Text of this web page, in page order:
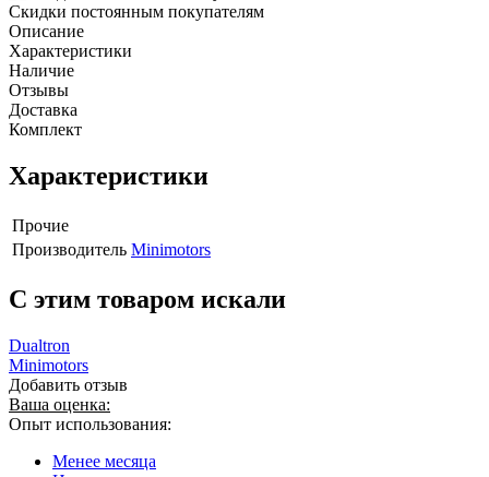
Скидки постоянным покупателям
Описание
Характеристики
Наличие
Отзывы
Доставка
Комплект
Характеристики
Прочие
Производитель Minimotors
C этим товаром искали
Dualtron
Minimotors
Добавить отзыв
Ваша оценка:
Опыт использования:
Менее месяца